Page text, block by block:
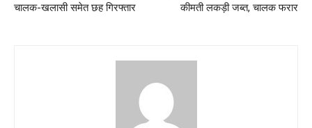
चालक-खलासी समेत छह गिरफ्तार
कीमती लकड़ी जब्त, चालक फरार